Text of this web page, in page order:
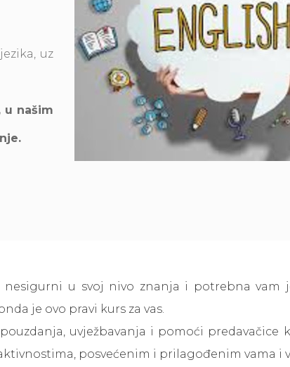
uz
u našim
nesigurni u svoj nivo znanja i potrebna vam
je ovo pravi kurs za vas.
uvježbavanja i pomoći
posvećenim i prilagođenim vama i